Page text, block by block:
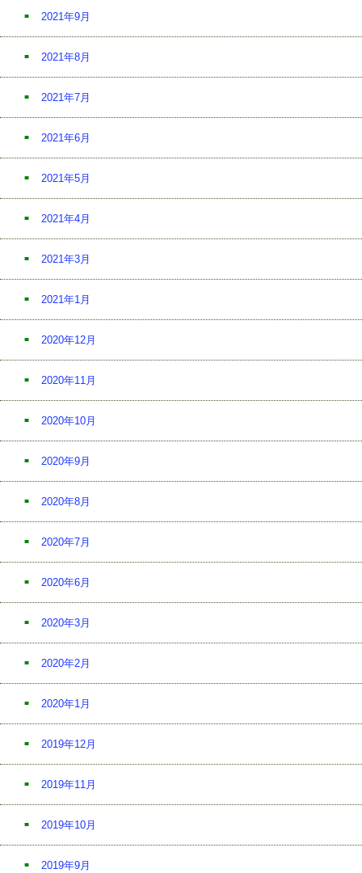
2021年9月
2021年8月
2021年7月
2021年6月
2021年5月
2021年4月
2021年3月
2021年1月
2020年12月
2020年11月
2020年10月
2020年9月
2020年8月
2020年7月
2020年6月
2020年3月
2020年2月
2020年1月
2019年12月
2019年11月
2019年10月
2019年9月